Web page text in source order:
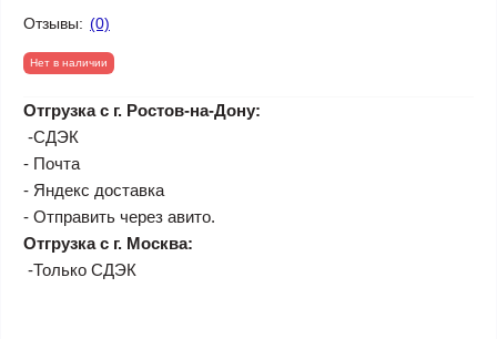
Отзывы: (0)
Нет в наличии
Отгрузка с г. Ростов-на-Дону:
-СДЭК
- Почта
- Яндекс доставка
- Отправить через авито.
Отгрузка с г. Москва:
-Только СДЭК